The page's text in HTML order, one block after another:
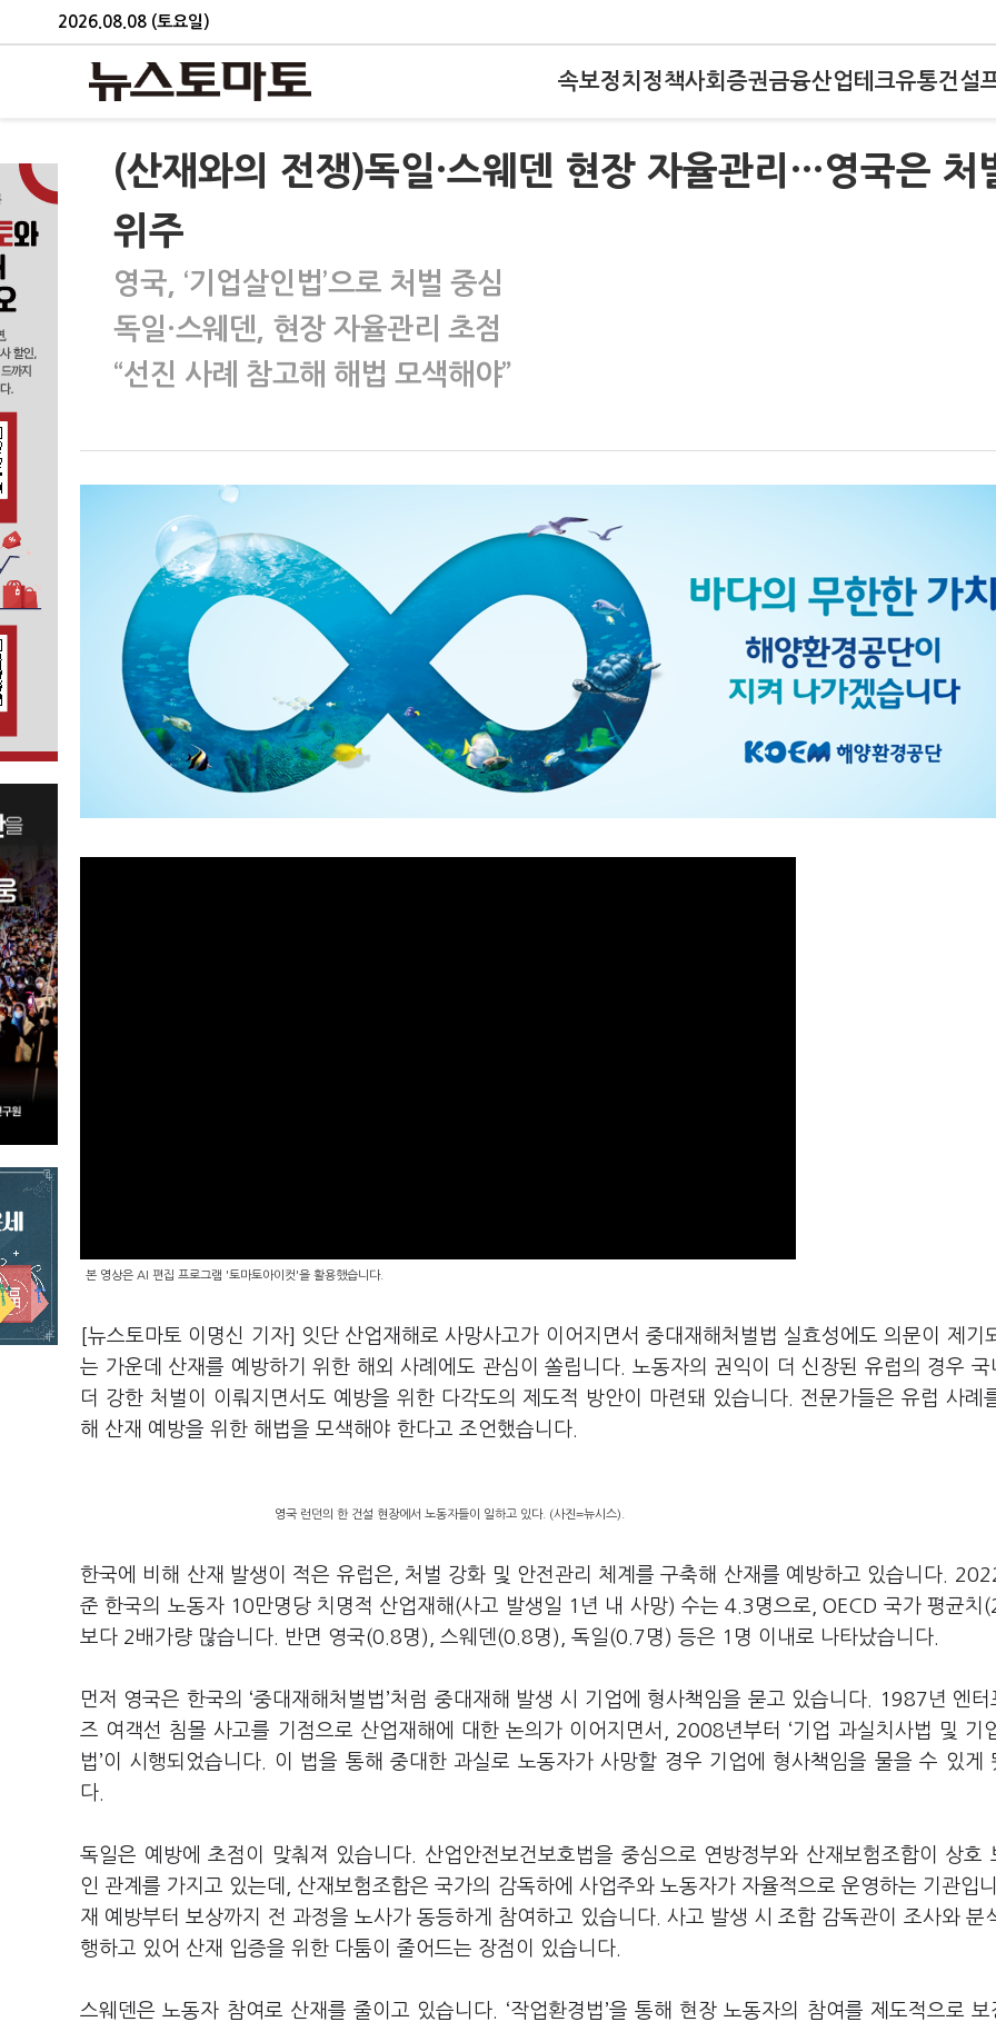
2026.08.08 (토요일)
속보정치 정책사회 증권금융산업테크유통건설
(산재와의 전쟁)독일·스웨덴 현장 자율관리…영국은 처
위주
영국, ‘기업살인법’으로 처벌 중심
독일·스웨덴, 현장 자율관리 초점
“선진 사례 참고해 해법 모색해야”
본 영상은 AI 편집 프로그램 '토마토아이컷'을 활용했습니다.
[뉴스토마토 이명신 기자] 잇단 산업재해로 사망사고가 이어지면서 중대재해처벌법 실효성에도 의문이 제기
는 가운데 산재를 예방하기 위한 해외 사례에도 관심이 쏠립니다. 노동자의 권익이 더 신장된 유럽의 경우 국
더 강한 처벌이 이뤄지면서도 예방을 위한 다각도의 제도적 방안이 마련돼 있습니다. 전문가들은 유럽 사례
해 산재 예방을 위한 해법을 모색해야 한다고 조언했습니다.
영국 런던의 한 건설 현장에서 노동자들이 일하고 있다. (사진=뉴시스).
한국에 비해 산재 발생이 적은 유럽은, 처벌 강화 및 안전관리 체계를 구축해 산재를 예방하고 있습니다.
준 한국의 노동자 10만명당 치명적 산업재해(사고 발생일 1년 내 사망) 수는 4.3명으로, OECD 국가 평균치
보다 2배가량 많습니다. 반면 영국(0.8명), 스웨덴(0.8명), 독일(0.7명) 등은 1명 이내로 나타났습니다.
먼저 영국은 한국의 ‘중대재해처벌법’처럼 중대재해 발생 시 기업에 형사책임을 묻고 있습니다. 1987년 엔터
즈 여객선 침몰 사고를 기점으로 산업재해에 대한 논의가 이어지면서, 2008년부터 ‘기업 과실치사법 및 기
법’이 시행되었습니다. 이 법을 통해 중대한 과실로 노동자가 사망할 경우 기업에 형사책임을 물을 수 있게
다.
독일은 예방에 초점이 맞춰져 있습니다. 산업안전보건보호법을 중심으로 연방정부와 산재보험조합이 상호
인 관계를 가지고 있는데, 산재보험조합은 국가의 감독하에 사업주와 노동자가 자율적으로 운영하는 기관입
재 예방부터 보상까지 전 과정을 노사가 동등하게 참여하고 있습니다. 사고 발생 시 조합 감독관이 조사와 분
행하고 있어 산재 입증을 위한 다툼이 줄어드는 장점이 있습니다.
스웨덴은 노동자 참여로 산재를 줄이고 있습니다. ‘작업환경법’을 통해 현장 노동자의 참여를 제도적으로 보